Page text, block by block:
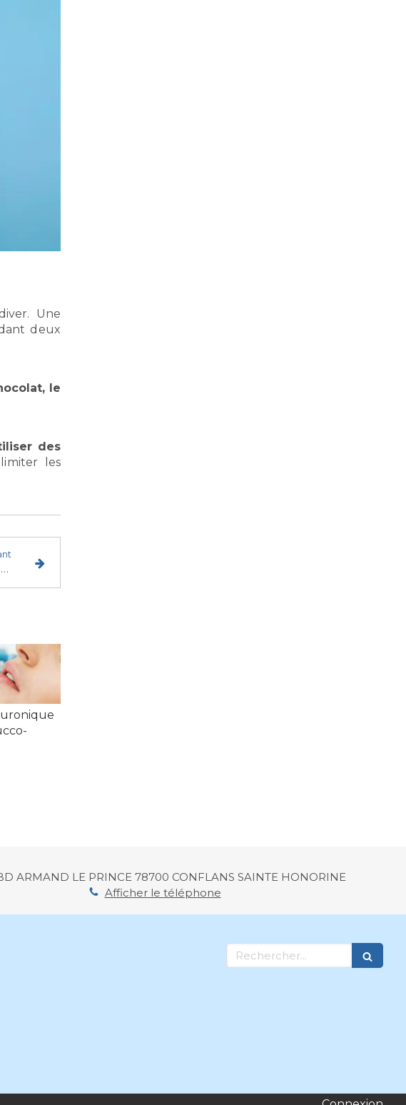
Une
deux
le
des
les
Comment garder le sourire après une extraction dentaire ?
ARMAND LE PRINCE 78700 CONFLANS SAINTE HONORINE
Afficher le téléphone
Rechercher